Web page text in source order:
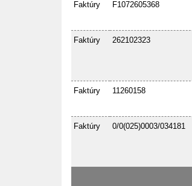
Faktúry F1072605368
Faktúry 262102323
Faktúry 11260158
Faktúry 0/0(025)0003/034181